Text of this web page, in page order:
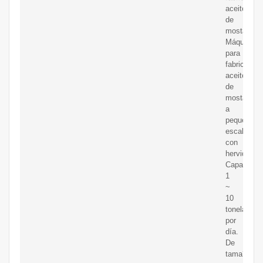
aceite
de
mostaza
Máquina
para
fabricar
aceite
de
mostaza
a
pequeña
escala
con
hervidor.
Capacidad:
1
~
10
toneladas
por
día.
De
tama?